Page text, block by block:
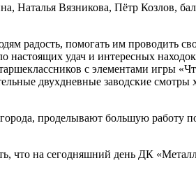
Наталья Вязникова, Пётр Козлов,
радость, помогать им проводить
настоящих удач и интересных
с элементами игры
двухдневные заводские смотры
проделывают большую работу
что на сегодняшний день ДК